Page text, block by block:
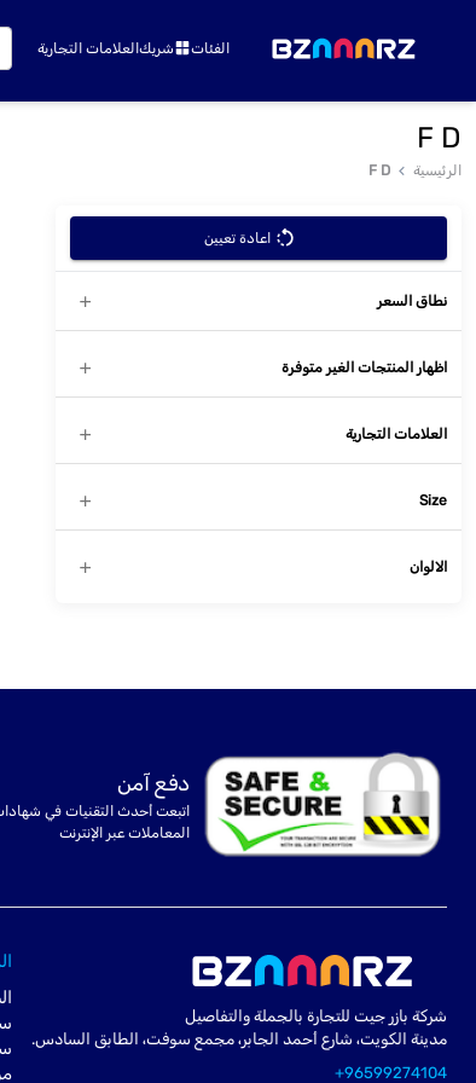
الفئات شريكالعلامات التجارية
F D
الرئيسية F D
اعادة تعيين
نطاق السعر
اظهار المنتجات الغير متوفرة
العلامات التجارية
Size
الالوان
دفع آمن
المعاملات عبر الإنترنت
شركة بازر جيت للتجارة بالجملة والتفاصيل
مدينة الكويت، شارع أحمد الجابر، مجمع سوفت، الطابق السادس.
+96599274104